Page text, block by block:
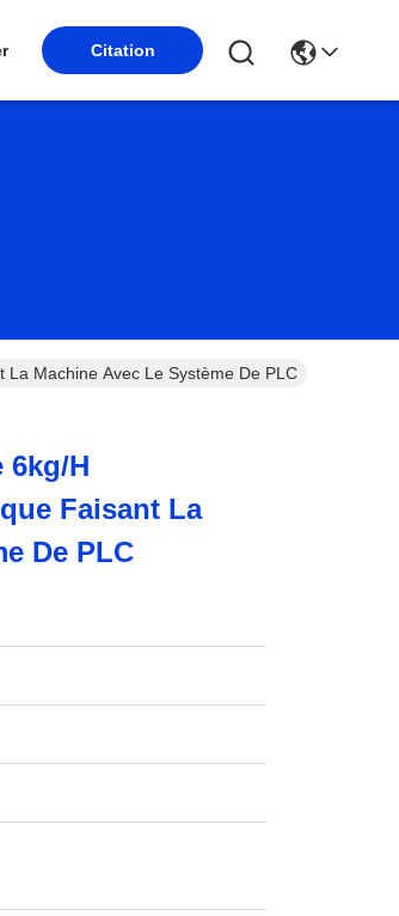
Citation
Machine Avec Le Système De PLC
6kg/h
Faisant La
De PLC